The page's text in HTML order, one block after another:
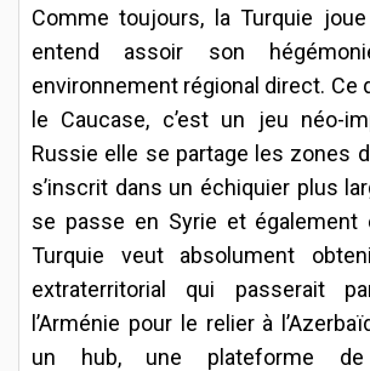
Comme toujours, la Turquie
entend assoir son
environnement régional direct. Ce
le Caucase, c’est un jeu néo-
Russie elle se partage les zones
s’inscrit dans un échiquier plus
se passe en Syrie et également
Turquie veut absolument
extraterritorial qui passerait
l’Arménie pour le relier à
un hub, une plateforme